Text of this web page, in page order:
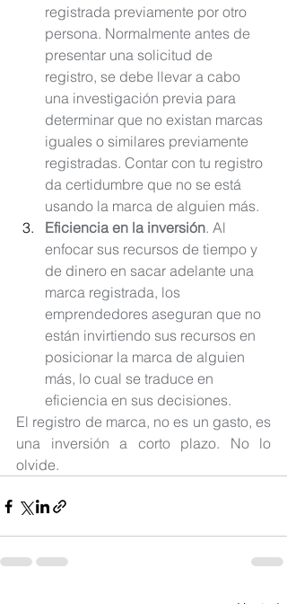
registrada previamente por otro
persona. Normalmente antes de
presentar una solicitud de
registro, se debe llevar a cabo
una investigación previa para
determinar que no existan marcas
iguales o similares previamente
registradas. Contar con tu registro
da certidumbre que no se está
usando la marca de alguien más.
Eficiencia en la inversión. Al
enfocar sus recursos de tiempo y
de dinero en sacar adelante una
marca registrada, los
emprendedores aseguran que no
están invirtiendo sus recursos en
posicionar la marca de alguien
más, lo cual se traduce en
eficiencia en sus decisiones.
El registro de marca, no es un gasto, es
una inversión a corto plazo. No lo
olvide.